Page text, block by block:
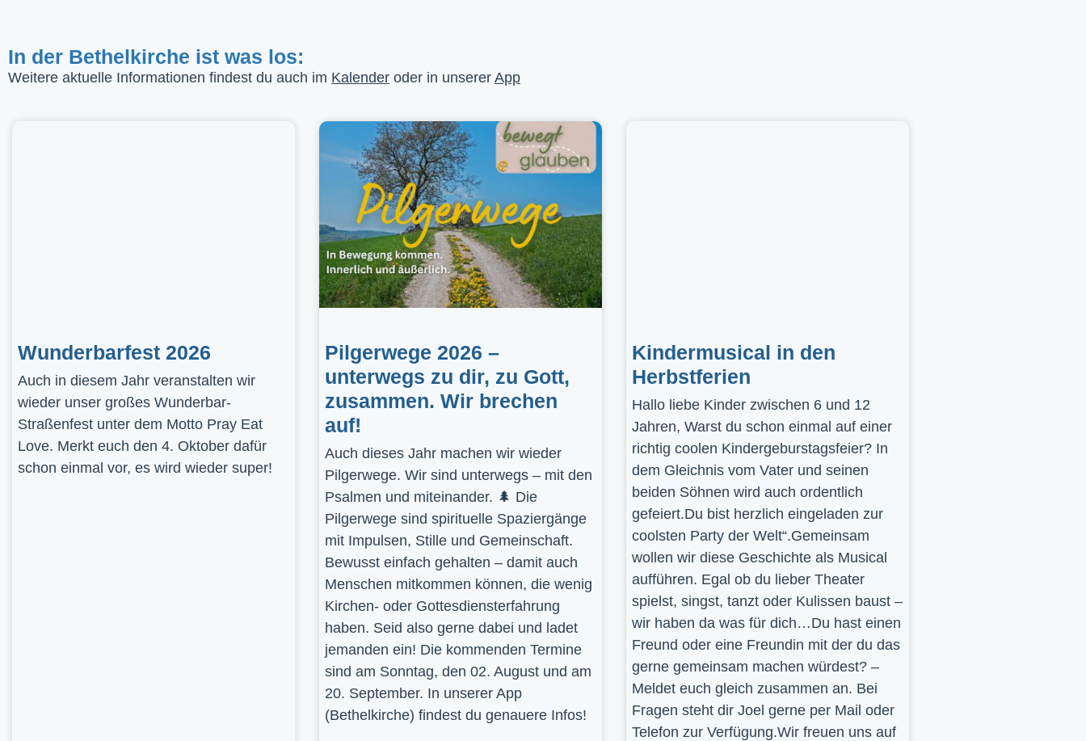
In der Bethelkirche ist was los:
Weitere aktuelle Informationen findest du auch im Kalender oder in unserer App
Wunderbarfest 2026
Auch in diesem Jahr veranstalten wir
wieder unser großes Wunderbar-
Straßenfest unter dem Motto Pray Eat
Love. Merkt euch den 4. Oktober dafür
schon einmal vor, es wird wieder super!
Pilgerwege 2026 –
unterwegs zu dir, zu Gott,
zusammen. Wir brechen
auf!
Auch dieses Jahr machen wir wieder
Pilgerwege. Wir sind unterwegs – mit den
Psalmen und miteinander. 🌲 Die
Pilgerwege sind spirituelle Spaziergänge
mit Impulsen, Stille und Gemeinschaft.
Bewusst einfach gehalten – damit auch
Menschen mitkommen können, die wenig
Kirchen- oder Gottesdiensterfahrung
haben. Seid also gerne dabei und ladet
jemanden ein! Die kommenden Termine
sind am Sonntag, den 02. August und am
20. September. In unserer App
(Bethelkirche) findest du genauere Infos!
Kindermusical in den
Herbstferien
Hallo liebe Kinder zwischen 6 und 12
Jahren, Warst du schon einmal auf einer
richtig coolen Kindergeburstagsfeier? In
dem Gleichnis vom Vater und seinen
beiden Söhnen wird auch ordentlich
gefeiert.Du bist herzlich eingeladen zur
coolsten Party der Welt“.Gemeinsam
wollen wir diese Geschichte als Musical
aufführen. Egal ob du lieber Theater
spielst, singst, tanzt oder Kulissen baust –
wir haben da was für dich…Du hast einen
Freund oder eine Freundin mit der du das
gerne gemeinsam machen würdest? –
Meldet euch gleich zusammen an. Bei
Fragen steht dir Joel gerne per Mail oder
Telefon zur Verfügung.Wir freuen uns auf